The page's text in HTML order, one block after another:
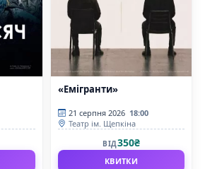
«Емігранти»
21 серпня 2026 18:00
Театр ім. Щепкіна
ВІД350₴
КВИТКИ